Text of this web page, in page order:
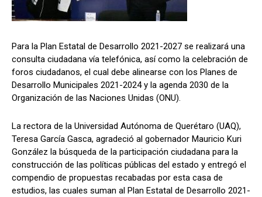
Para la Plan Estatal de Desarrollo 2021-2027 se realizará una
consulta ciudadana vía telefónica, así como la celebración de
foros ciudadanos, el cual debe alinearse con los Planes de
Desarrollo Municipales 2021-2024 y la agenda 2030 de la
Organización de las Naciones Unidas (ONU).
La rectora de la Universidad Autónoma de Querétaro (UAQ),
Teresa García Gasca, agradeció al gobernador Mauricio Kuri
González la búsqueda de la participación ciudadana para la
construcción de las políticas públicas del estado y entregó el
compendio de propuestas recabadas por esta casa de
estudios, las cuales suman al Plan Estatal de Desarrollo 2021-